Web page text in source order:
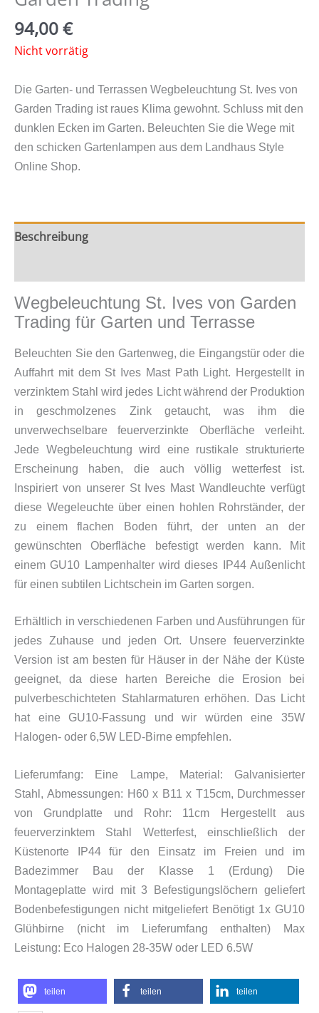
94,00€
Nicht vorrätig
Die Garten- und Terrassen Wegbeleuchtung St. Ives von
Garden Trading ist raues Klima gewohnt. Schluss mit den
dunklen Ecken im Garten. Beleuchten Sie die Wege mit
den schicken Gartenlampen aus dem Landhaus Style
Online Shop.
Beschreibung
Wegbeleuchtung St. Ives von Garden
Trading für Garten und Terrasse
Beleuchten Sie den Gartenweg, die Eingangstür oder die
Auffahrt mit dem St Ives Mast Path Light. Hergestellt in
verzinktem Stahl wird jedes Licht während der Produktion
in geschmolzenes Zink getaucht, was ihm die
unverwechselbare feuerverzinkte Oberfläche verleiht.
Jede Wegbeleuchtung wird eine rustikale strukturierte
Erscheinung haben, die auch völlig wetterfest ist.
Inspiriert von unserer St Ives Mast Wandleuchte verfügt
diese Wegeleuchte über einen hohlen Rohrständer, der
zu einem flachen Boden führt, der unten an der
gewünschten Oberfläche befestigt werden kann. Mit
einem GU10 Lampenhalter wird dieses IP44 Außenlicht
für einen subtilen Lichtschein im Garten sorgen.
Erhältlich in verschiedenen Farben und Ausführungen für
jedes Zuhause und jeden Ort. Unsere feuerverzinkte
Version ist am besten für Häuser in der Nähe der Küste
geeignet, da diese harten Bereiche die Erosion bei
pulverbeschichteten Stahlarmaturen erhöhen. Das Licht
hat eine GU10-Fassung und wir würden eine 35W
Halogen- oder 6,5W LED-Birne empfehlen.
Lieferumfang: Eine Lampe, Material: Galvanisierter
Stahl,Abmessungen: H60 x B11 x T15cm, Durchmesser
von Grundplatte und Rohr: 11cm Hergestellt aus
feuerverzinktem Stahl Wetterfest, einschließlich der
Küstenorte IP44 für den Einsatz im Freien und im
Badezimmer Bau der Klasse 1 (Erdung) Die
Montageplatte wird mit 3 Befestigungslöchern geliefert
Bodenbefestigungen nicht mitgeliefert Benötigt 1x GU10
Glühbirne (nicht im Lieferumfang enthalten) Max
Leistung: Eco Halogen 28-35W oder LED 6.5W
teilen teilen teilen